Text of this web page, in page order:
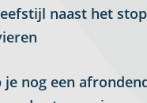
naast het
je nog een